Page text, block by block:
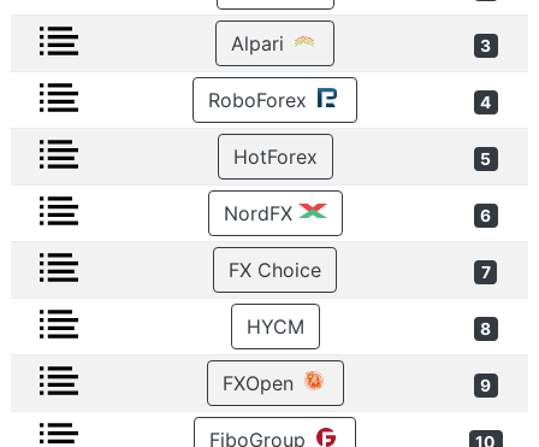
3
4
5
HotForex
6
NordFX
7
FX Choice
8
HYCM
9
FXOpen
10